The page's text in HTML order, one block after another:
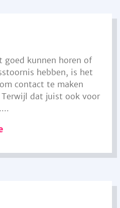
goed kunnen horen of
hebben, is het
contact te maken
dat juist ook voor